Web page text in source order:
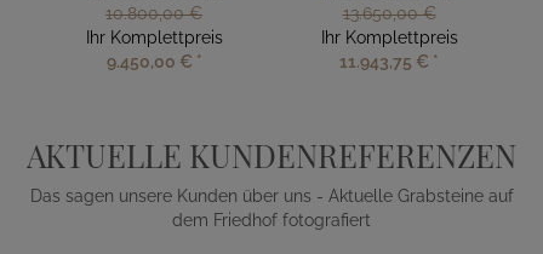
10.800,00 €
Ihr Komplettpreis
9.450,00 € *
13.650,00 €
Ihr Komplettpreis
11.943,75 € *
AKTUELLE KUNDENREFERENZEN
Das sagen unsere Kunden über uns - Aktuelle Grabsteine auf
dem Friedhof fotografiert